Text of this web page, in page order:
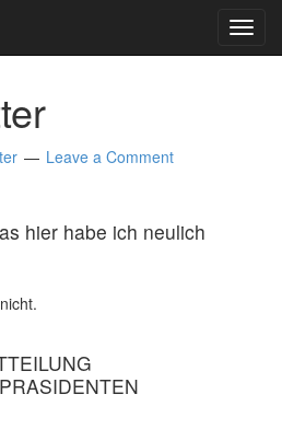
Leave a Comment
hier habe ich neulich